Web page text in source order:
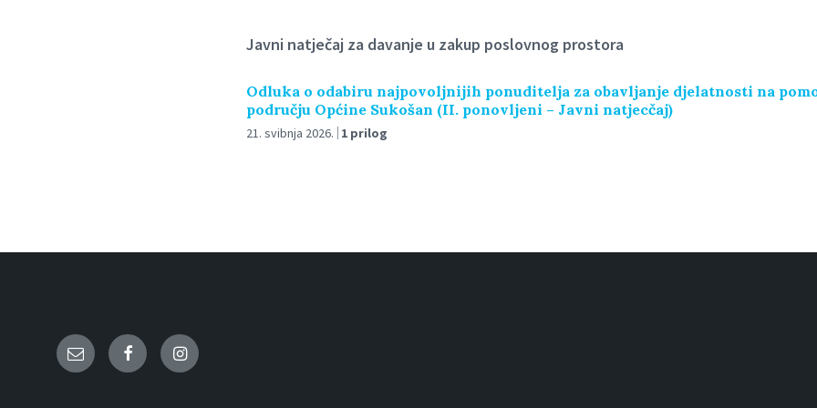
Javni natječaj za davanje u zakup poslovnog prostora
Odluka o odabiru najpovoljnijih ponuditelja za obavljanje djelatnosti na
području Općine Sukošan (II. ponovljeni – Javni natjecčaj)
21. svibnja 2026. 1 prilog
Email FacebookInstagram